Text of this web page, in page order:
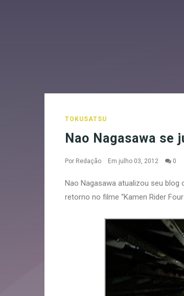
TOKUSATSU
Nao Nagasawa
Por Redação Em julho 03, 2012 0
Nao Nagasawa atualizou seu
retorno no filme “Kamen Rider